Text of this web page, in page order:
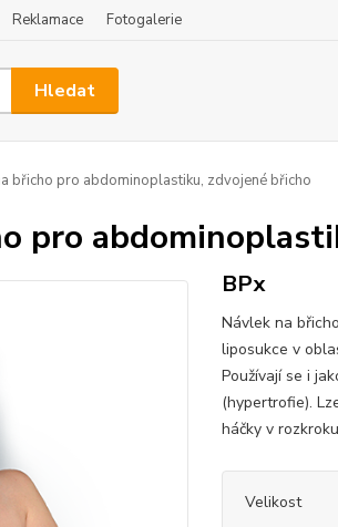
Reklamace Fotogalerie
Hledat
břicho pro abdominoplastiku, zdvojené břicho
pro
BPx
Návlek na
liposukce v
Používají se i
(hypertrofie).
háčky v
Velikost